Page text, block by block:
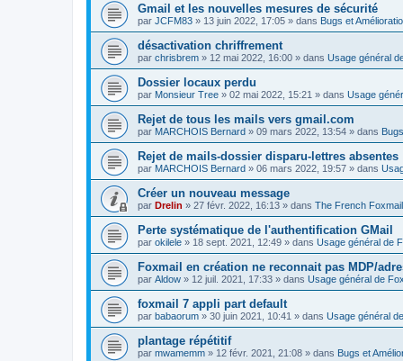
Gmail et les nouvelles mesures de sécurité
par JCFM83 » 13 juin 2022, 17:05 » dans Bugs et
désactivation chriffrement
par chrisbrem » 12 mai 2022, 16:00 » dans Usage général
Dossier locaux perdu
par Monsieur Tree » 02 mai 2022, 15:21 » dans Usage
Rejet de tous les mails vers gmail.com
par MARCHOIS Bernard » 09 mars 2022, 13:54 » dans
Rejet de mails-dossier disparu-lettres absentes
par MARCHOIS Bernard » 06 mars 2022, 19:57 » dans
Créer un nouveau message
par Drelin » 27 févr. 2022, 16:13 » dans The French
Perte systématique de l'authentification GMail
par okilele » 18 sept. 2021, 12:49 » dans Usage général de
Foxmail en création ne reconnait pas MDP/
par Aldow » 12 juil. 2021, 17:33 » dans Usage général de
foxmail 7 appli part default
par babaorum » 30 juin 2021, 10:41 » dans Usage général
plantage répétitif
par mwamemm » 12 févr. 2021, 21:08 » dans Bugs et